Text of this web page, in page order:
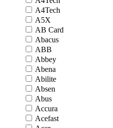
A4Tech
A5X
AB Card
Abacus
ABB
Abbey
Abena
Abilite
Absen
Abus
Accura
Acefast